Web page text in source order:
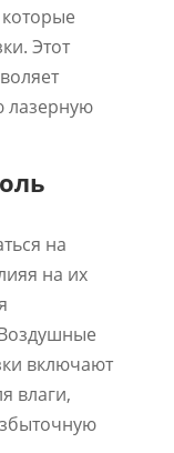
Этот
лазерную
на
на их
включают
влаги,